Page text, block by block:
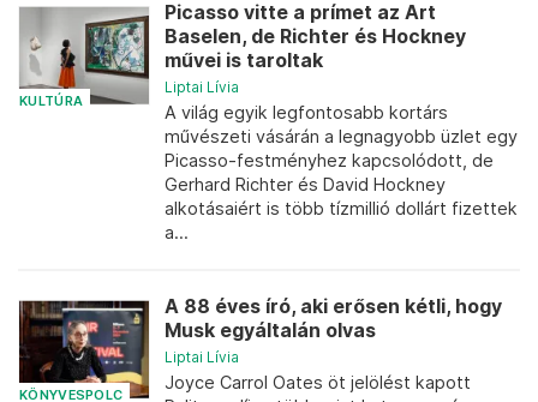
KULTÚRA
Picasso vitte a prímet az Art
Baselen, de Richter és Hockney
művei is taroltak
Liptai Lívia
A világ egyik legfontosabb kortárs
művészeti vásárán a legnagyobb üzlet egy
Picasso-festményhez kapcsolódott, de
Gerhard Richter és David Hockney
alkotásaiért is több tízmillió dollárt fizettek
a...
KÖNYVESPOLC
A 88 éves író, aki erősen kétli, hogy
Musk egyáltalán olvas
Liptai Lívia
Joyce Carrol Oates öt jelölést kapott